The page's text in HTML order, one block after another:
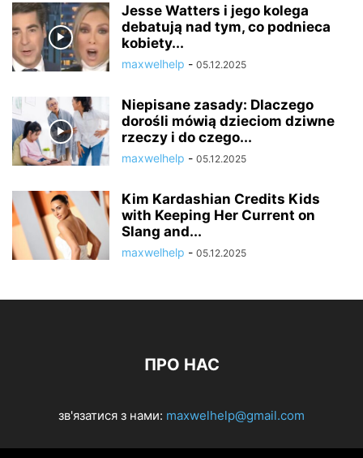
Jesse Watters i jego kolega
debatują nad tym, co podnieca
kobiety...
maxwelhelp - 05.12.2025
Niepisane zasady: Dlaczego
dorośli mówią dzieciom dziwne
rzeczy i do czego...
maxwelhelp - 05.12.2025
Kim Kardashian Credits Kids
with Keeping Her Current on
Slang and...
maxwelhelp - 05.12.2025
ПРО НАС
зв'язатися з нами: maxwelhelp@gmail.com